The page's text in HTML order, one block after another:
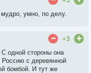
мудро, умно, по делу.
+3
одной стороны она
Россию с деревянной
бомбой. И тут же